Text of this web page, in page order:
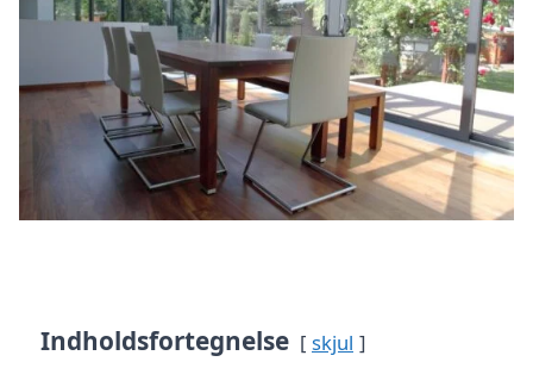
Indholdsfortegnelse skjul